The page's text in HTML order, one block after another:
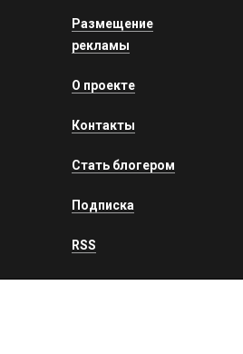
Размещение
рекламы
О проекте
Контакты
Стать блогером
Подписка
RSS